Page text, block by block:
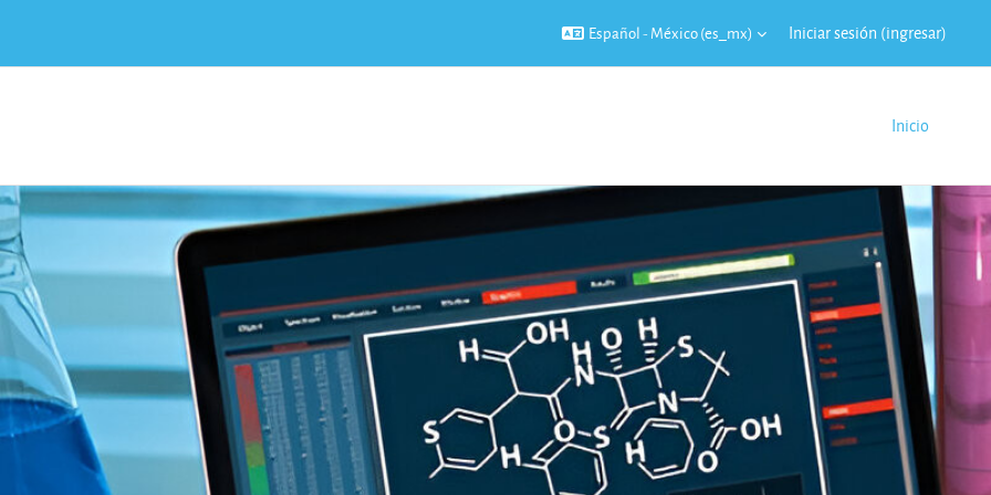
Español - México ‎(es_mx)‎ Iniciar sesión (ingresar)
Inicio